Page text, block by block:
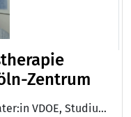
Zentrum
Qualifikationen: Ernährungsberater:in VDOE, Studium der Oecotrophologie, Ernährungstherapeut QUETHEB, Ernährungsfachkraft Allergologie, Fettstoffwechseltherapeut adif